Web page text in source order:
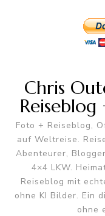
Chris
Foto + Reiseblog,
auf Weltreise.
Abenteurer,
4×4 LKW.
Reiseblog mit
ohne KI Bilder. Ein
ohne